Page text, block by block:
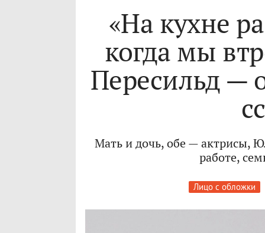
«На кухне
когда мы
Пересильд —
Мать и дочь, обе — актрисы,
работе,
Лицо с обложки